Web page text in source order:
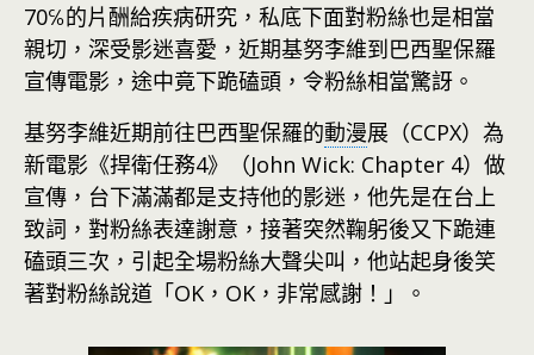
70℅的片酬給疾病研究，私底下面對粉絲也是相當
親切，深受影迷喜愛，近期基努李維到巴西聖保羅
宣傳電影，途中竟下跪磕頭，令粉絲相當驚訝。
基努李維近期前往巴西聖保羅的動漫展（CCPX）為
新電影《捍衛任務4》（John Wick: Chapter 4）做
宣傳，台下滿滿都是支持他的影迷，他先是在台上
致詞，對粉絲表達謝意，接著突然鞠躬後又下跪連
磕頭三次，引起全場粉絲大聲尖叫，他站起身後笑
著對粉絲說道「OK，OK，非常感謝！」。